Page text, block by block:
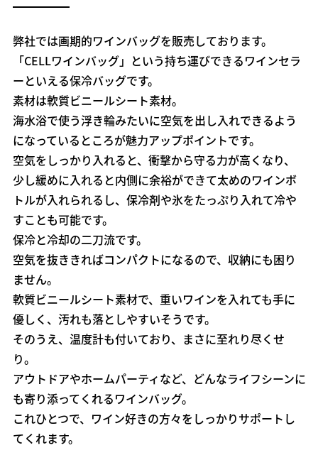
弊社では画期的ワインバッグを販売しております。
「CELLワインバッグ」という持ち運びできるワインセラ
ーといえる保冷バッグです。
素材は軟質ビニールシート素材。
海水浴で使う浮き輪みたいに空気を出し入れできるよう
になっているところが魅力アップポイントです。
空気をしっかり入れると、衝撃から守る力が高くなり、
少し緩めに入れると内側に余裕ができて太めのワインボ
トルが入れられるし、保冷剤や氷をたっぷり入れて冷や
すことも可能です。
保冷と冷却の二刀流です。
空気を抜ききればコンパクトになるので、収納にも困り
ません。
軟質ビニールシート素材で、重いワインを入れても手に
優しく、汚れも落としやすいそうです。
そのうえ、温度計も付いており、まさに至れり尽くせ
り。
アウトドアやホームパーティなど、どんなライフシーンに
も寄り添ってくれるワインバッグ。
これひとつで、ワイン好きの方々をしっかりサポートし
てくれます。